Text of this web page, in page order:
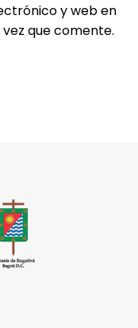
y web en
que comente.